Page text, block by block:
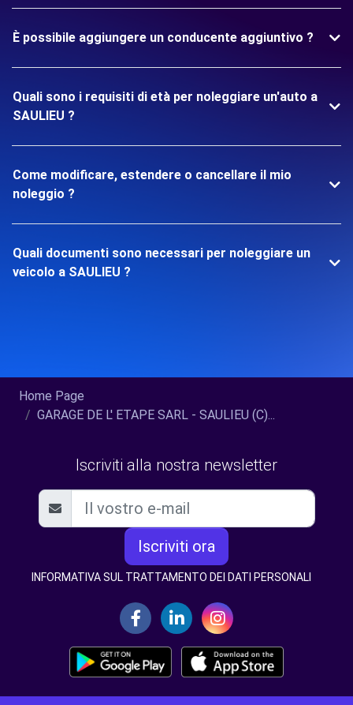
È possibile aggiungere un conducente aggiuntivo ?
Quali sono i requisiti di età per noleggiare un'auto a
SAULIEU ?
Come modificare, estendere o cancellare il mio
noleggio ?
Quali documenti sono necessari per noleggiare un
veicolo a SAULIEU ?
Home Page
GARAGE DE L' ETAPE SARL - SAULIEU (C)...
Iscriviti alla nostra newsletter
Iscriviti ora
INFORMATIVA SUL TRATTAMENTO DEI DATI PERSONALI